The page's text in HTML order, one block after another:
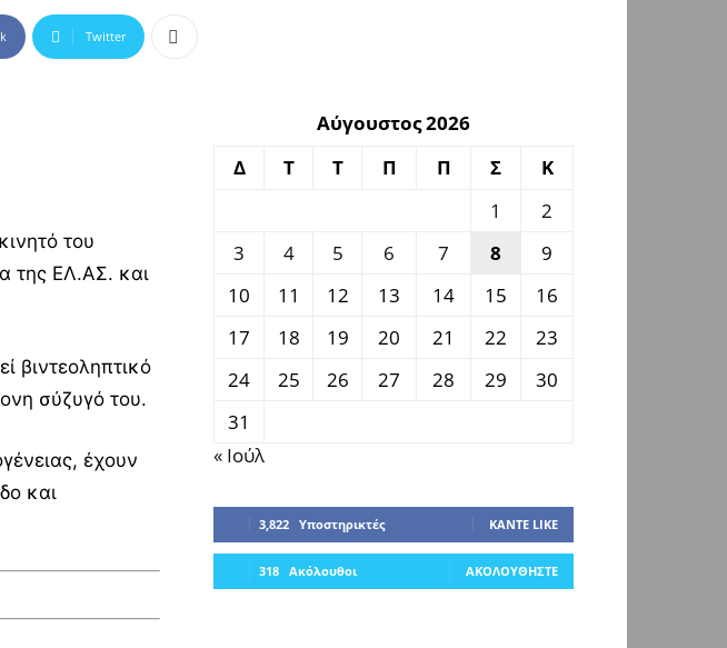
Twitter
του
της ΕΛ.ΑΣ. και
βιντεοληπτικό
σύζυγό του.
έχουν
και
Αύγουστος 2026
Δ
Τ Τ Π Π Σ
Κ
1
2
3
4 5 6 7 8
9
10
11 12 13 14 15
16
17
18 19 20 21 22
23
24
25 26 27 28 29
30
31
« Ιούλ
3,822 Υποστηρικτές ΚΆΝΤΕ LIKE
318 Ακόλουθοι ΑΚΟΛΟΥΘΉΣΤΕ